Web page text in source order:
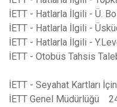
İETT - Hatlarla İlgili - Ü.
İETT - Hatlarla İlgili -
İETT - Hatlarla İlgili -
İETT - Otobüs Tahsis
İETT - Seyahat Kartları
İETT Genel Müdürlüğü